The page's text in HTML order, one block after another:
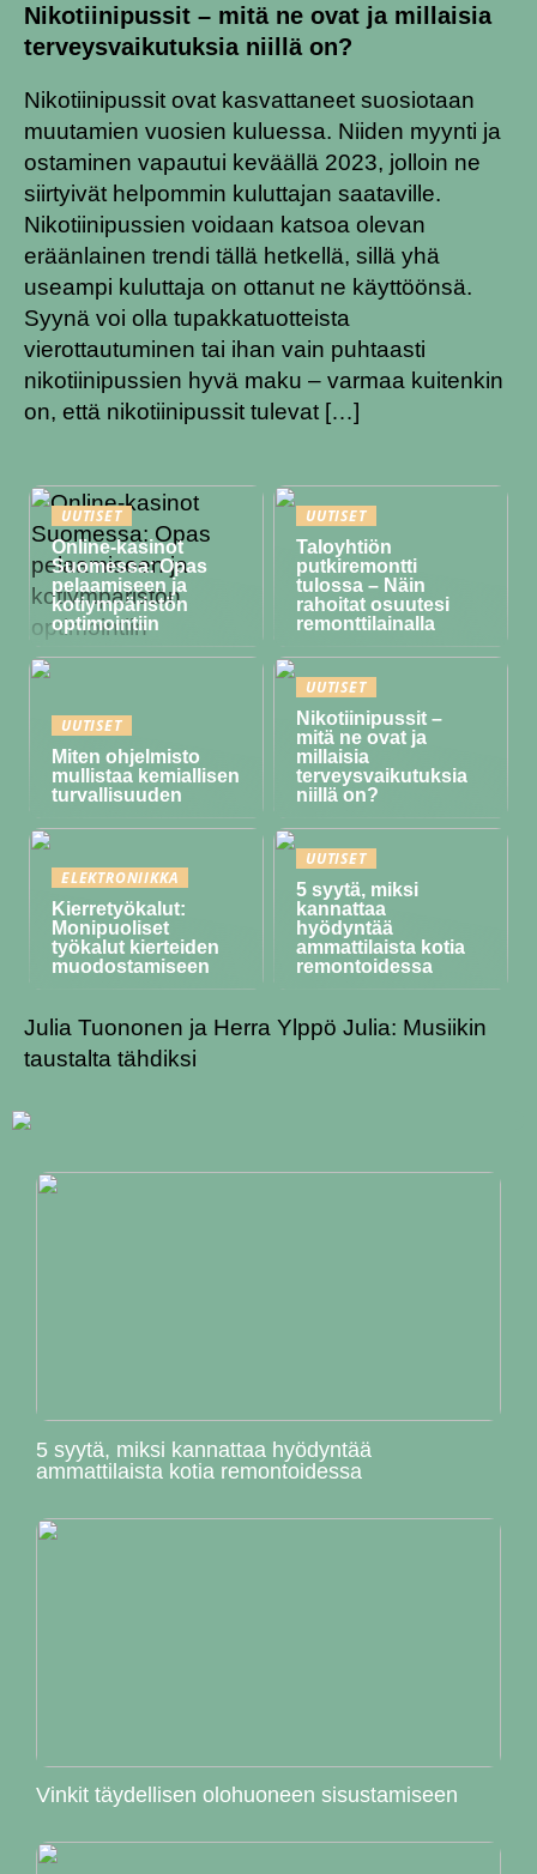
Nikotiinipussit – mitä ne ovat ja millaisia
terveysvaikutuksia niillä on?
Nikotiinipussit ovat kasvattaneet suosiotaan
muutamien vuosien kuluessa. Niiden myynti ja
ostaminen vapautui keväällä 2023, jolloin ne
siirtyivät helpommin kuluttajan saataville.
Nikotiinipussien voidaan katsoa olevan
eräänlainen trendi tällä hetkellä, sillä yhä
useampi kuluttaja on ottanut ne käyttöönsä.
Syynä voi olla tupakkatuotteista
vierottautuminen tai ihan vain puhtaasti
nikotiinipussien hyvä maku – varmaa kuitenkin
on, että nikotiinipussit tulevat […]
UUTISET
Online-kasinot
Suomessa: Opas
pelaamiseen ja
kotiympäristön
optimointiin
UUTISET
Taloyhtiön
putkiremontti
tulossa – Näin
rahoitat osuutesi
remonttilainalla
UUTISET
Miten ohjelmisto
mullistaa kemiallisen
turvallisuuden
UUTISET
Nikotiinipussit –
mitä ne ovat ja
millaisia
terveysvaikutuksia
niillä on?
ELEKTRONIIKKA
Kierretyökalut:
Monipuoliset
työkalut kierteiden
muodostamiseen
UUTISET
5 syytä, miksi
kannattaa
hyödyntää
ammattilaista kotia
remontoidessa
Julia Tuononen ja Herra Ylppö Julia: Musiikin
taustalta tähdiksi
5 syytä, miksi kannattaa hyödyntää
ammattilaista kotia remontoidessa
Vinkit täydellisen olohuoneen sisustamiseen